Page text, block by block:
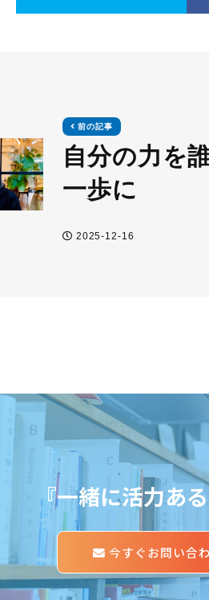
前の記事
自分の力を
一歩に
2025-12-16
『一緒に活力あ
今すぐお問い合